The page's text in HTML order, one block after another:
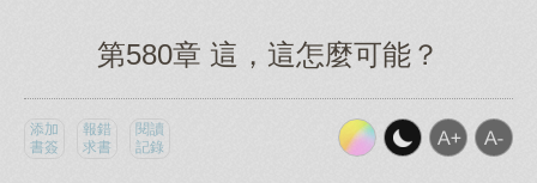
第580章 這，這怎麼可能？
添加
書簽
報錯
求書
閱讀
記錄